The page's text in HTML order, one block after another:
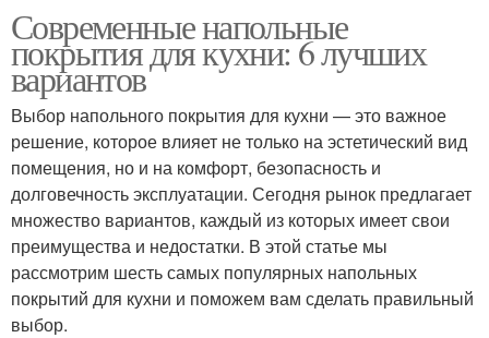
Современные напольные
покрытия для кухни: 6 лучших
вариантов
Выбор напольного покрытия для кухни — это важное
решение, которое влияет не только на эстетический вид
помещения, но и на комфорт, безопасность и
долговечность эксплуатации. Сегодня рынок предлагает
множество вариантов, каждый из которых имеет свои
преимущества и недостатки. В этой статье мы
рассмотрим шесть самых популярных напольных
покрытий для кухни и поможем вам сделать правильный
выбор.